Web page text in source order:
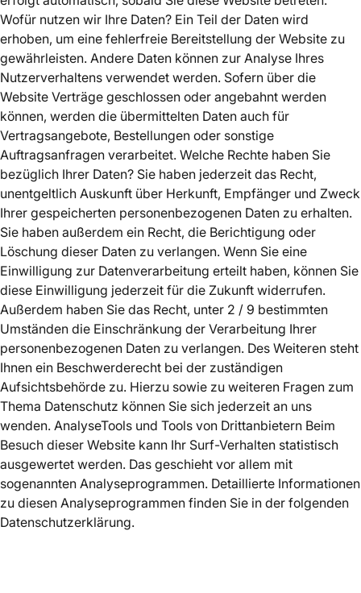
Wofür nutzen wir Ihre Daten? Ein Teil der Daten wird
erhoben, um eine fehlerfreie Bereitstellung der Website zu
gewährleisten. Andere Daten können zur Analyse Ihres
Nutzerverhaltens verwendet werden. Sofern über die
Website Verträge geschlossen oder angebahnt werden
können, werden die übermittelten Daten auch für
Vertragsangebote, Bestellungen oder sonstige
Auftragsanfragen verarbeitet. Welche Rechte haben Sie
bezüglich Ihrer Daten? Sie haben jederzeit das Recht,
unentgeltlich Auskunft über Herkunft, Empfänger und Zweck
Ihrer gespeicherten personenbezogenen Daten zu erhalten.
Sie haben außerdem ein Recht, die Berichtigung oder
Löschung dieser Daten zu verlangen. Wenn Sie eine
Einwilligung zur Datenverarbeitung erteilt haben, können Sie
diese Einwilligung jederzeit für die Zukunft widerrufen.
Außerdem haben Sie das Recht, unter 2 / 9 bestimmten
Umständen die Einschränkung der Verarbeitung Ihrer
personenbezogenen Daten zu verlangen. Des Weiteren steht
Ihnen ein Beschwerderecht bei der zuständigen
Aufsichtsbehörde zu. Hierzu sowie zu weiteren Fragen zum
Thema Datenschutz können Sie sich jederzeit an uns
wenden. AnalyseTools und Tools von Drittanbietern Beim
Besuch dieser Website kann Ihr Surf-Verhalten statistisch
ausgewertet werden. Das geschieht vor allem mit
sogenannten Analyseprogrammen. Detaillierte Informationen
zu diesen Analyseprogrammen finden Sie in der folgenden
Datenschutzerklärung.